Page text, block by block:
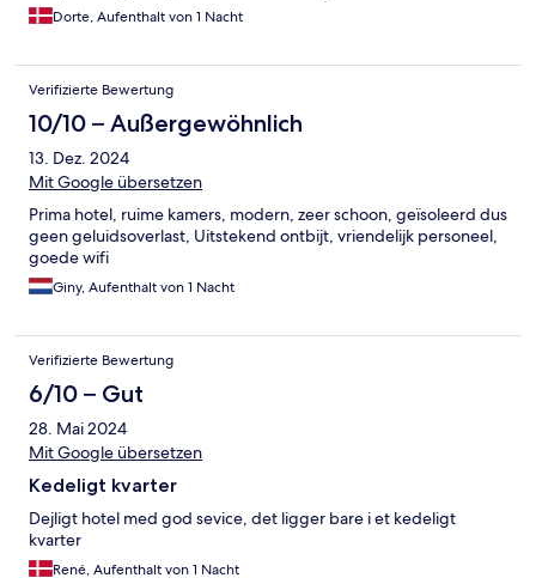
Dorte, Aufenthalt von 1 Nacht
Verifizierte Bewertung
10/10 – Außergewöhnlich
13. Dez. 2024
Mit Google übersetzen
Prima hotel, ruime kamers, modern, zeer schoon, geïsoleerd dus
geen geluidsoverlast, Uitstekend ontbijt, vriendelijk personeel,
goede wifi
Giny, Aufenthalt von 1 Nacht
Verifizierte Bewertung
6/10 – Gut
28. Mai 2024
Mit Google übersetzen
Kedeligt kvarter
Dejligt hotel med god sevice, det ligger bare i et kedeligt
kvarter
René, Aufenthalt von 1 Nacht